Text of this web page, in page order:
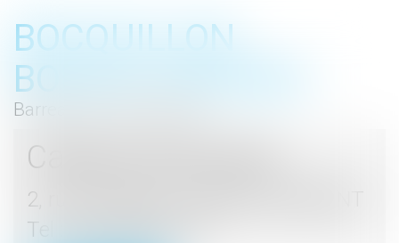
BOCQUILLON
BOESCH GROMEK
Barreau de Haute Marne
Cabinet d'avocats
2, rue du Palais - 52000 CHAUMONT
Tel : 03 25 03 05 62